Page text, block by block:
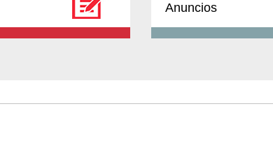
Anuncios